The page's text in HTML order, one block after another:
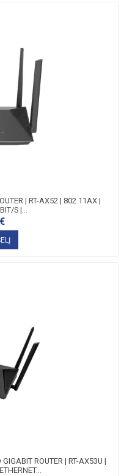
| RT-AX52 | 802.11AX |
S |...
ROUTER | RT-AX53U |